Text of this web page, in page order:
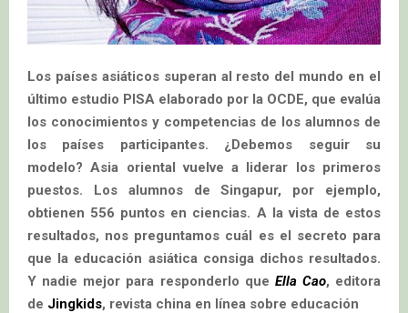
Los países asiáticos superan al resto del mundo en el
último estudio PISA elaborado por la OCDE, que evalúa
los conocimientos y competencias de los alumnos de
los países participantes. ¿Debemos seguir su
modelo?Asia oriental vuelve a liderar los primeros
puestos. Los alumnos de Singapur, por ejemplo,
obtienen 556 puntos en ciencias. A la vista de estos
resultados, nos preguntamos cuál es el secreto para
que la educación asiática consiga dichos resultados.
Y nadie mejor para responderlo que Ella Cao, editora
de Jingkids, revista china en línea sobre educación